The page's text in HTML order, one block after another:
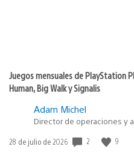
Juegos mensuales de PlayStation
Human, Big Walk y Signalis
Adam Michel
Director de operaciones y
Fecha
28 de julio de 2026 2 9